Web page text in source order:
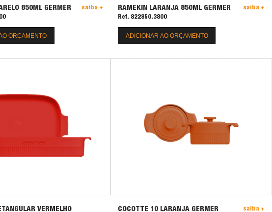
850ML GERMER
saiba +
ORÇAMENTO
RAMEKIN LARANJA 850ML GERMER
saiba +
Ref. 822850.3800
ADICIONAR AO ORÇAMENTO
VERMELHO
COCOTTE 10 LARANJA GERMER
saiba +